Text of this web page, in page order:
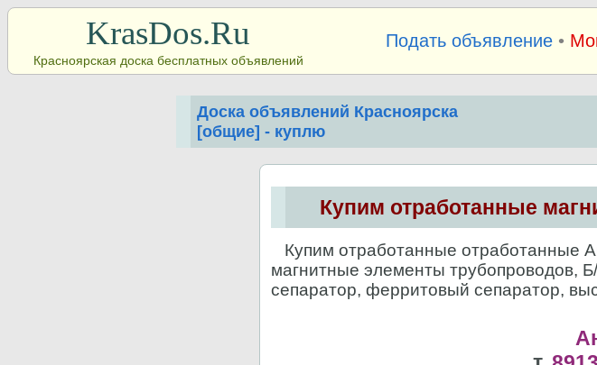
KrasDos.Ru
Красноярская доска бесплатных объявлений
Подать объявление•
Доска объявлений Красноярска
[общие] - куплю
Купим отработанные
Купим отработанные отработанные
магнитные элементы трубопроводов,
сепаратор, ферритовый сепаратор,